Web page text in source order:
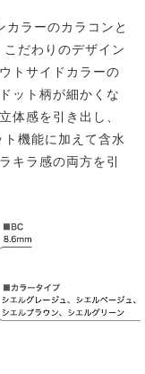
ラーのカラコンと
だわりのデザイン
トサイドカラーの
ット柄が細かくな
体感を引き出し、
機能に加えて含水
キラ感の両方を引